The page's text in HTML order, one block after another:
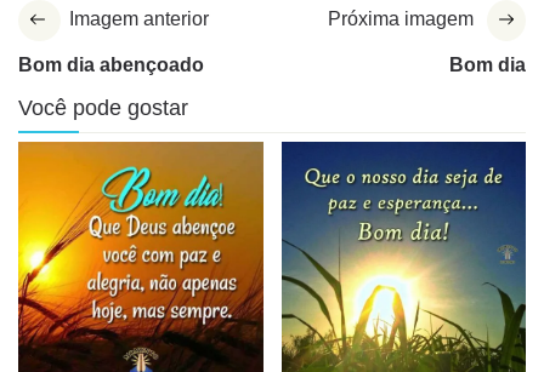
Imagem anterior
Bom dia abençoado
Próxima imagem
Bom dia
Você pode gostar